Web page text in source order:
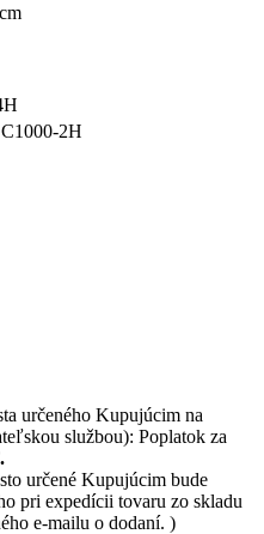
C1000-2H
určeného Kupujúcim na
službou): Poplatok za
určené Kupujúcim bude
pri expedícii tovaru zo skladu
e-mailu o dodaní. )